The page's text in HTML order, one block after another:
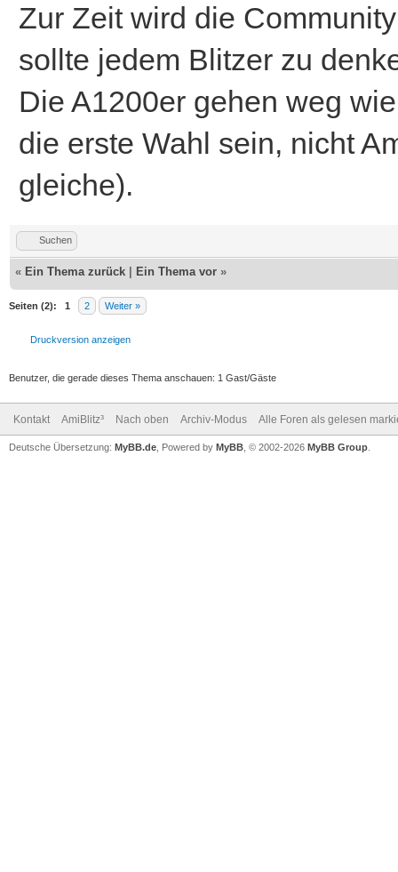
Zur Zeit wird die
sollte jedem Blitzer zu
Die A1200er gehen weg
die erste Wahl sein, nicht
gleiche).
Suchen
« Ein Thema zurück Ein Thema vor »
Seiten (2): 1 2 Weiter »
Druckversion anzeigen
Benutzer, die gerade dieses Thema anschauen: 1 Gast/Gäste
Kontakt AmiBlitz³ Nach oben Archiv-Modus Alle Foren als gelesen
Deutsche Übersetzung: MyBB.de , Powered by MyBB , © 2002-2026 MyBB Group